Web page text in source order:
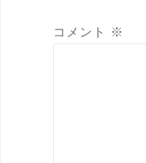
コメント ※